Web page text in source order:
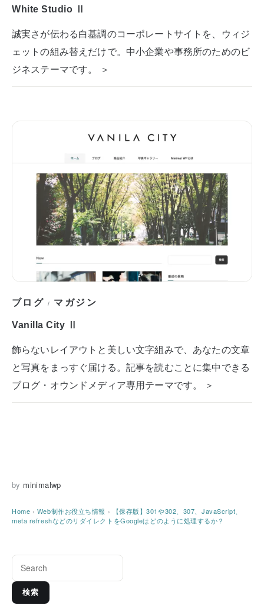
White Studio Ⅱ
誠実さが伝わる白基調のコーポレートサイトを、ウィジ
ェットの組み替えだけで。中小企業や事務所のためのビ
ジネステーマです。 ＞
ブログ / マガジン
Vanilla City Ⅱ
飾らないレイアウトと美しい文字組みで、あなたの文章
と写真をまっすぐ届ける。記事を読むことに集中できる
ブログ・オウンドメディア専用テーマです。 ＞
by minimalwp
Home › Web制作お役立ち情報 ›
【保存版】301や302、307、JavaScript、
meta refreshなどのリダイレクトをGoogleはどのように処理するか？
検索